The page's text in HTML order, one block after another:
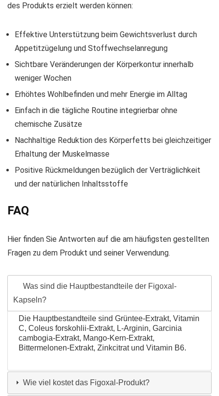
des Produkts erzielt werden können:
Effektive Unterstützung beim Gewichtsverlust durch
Appetitzügelung und Stoffwechselanregung
Sichtbare Veränderungen der Körperkontur innerhalb
weniger Wochen
Erhöhtes Wohlbefinden und mehr Energie im Alltag
Einfach in die tägliche Routine integrierbar ohne
chemische Zusätze
Nachhaltige Reduktion des Körperfetts bei gleichzeitiger
Erhaltung der Muskelmasse
Positive Rückmeldungen bezüglich der Verträglichkeit
und der natürlichen Inhaltsstoffe
FAQ
Hier finden Sie Antworten auf die am häufigsten gestellten
Fragen zu dem Produkt und seiner Verwendung.
Was sind die Hauptbestandteile der Figoxal-
Kapseln?
Die Hauptbestandteile sind Grüntee-Extrakt, Vitamin
C, Coleus forskohlii-Extrakt, L-Arginin, Garcinia
cambogia-Extrakt, Mango-Kern-Extrakt,
Bittermelonen-Extrakt, Zinkcitrat und Vitamin B6.
Wie viel kostet das Figoxal-Produkt?